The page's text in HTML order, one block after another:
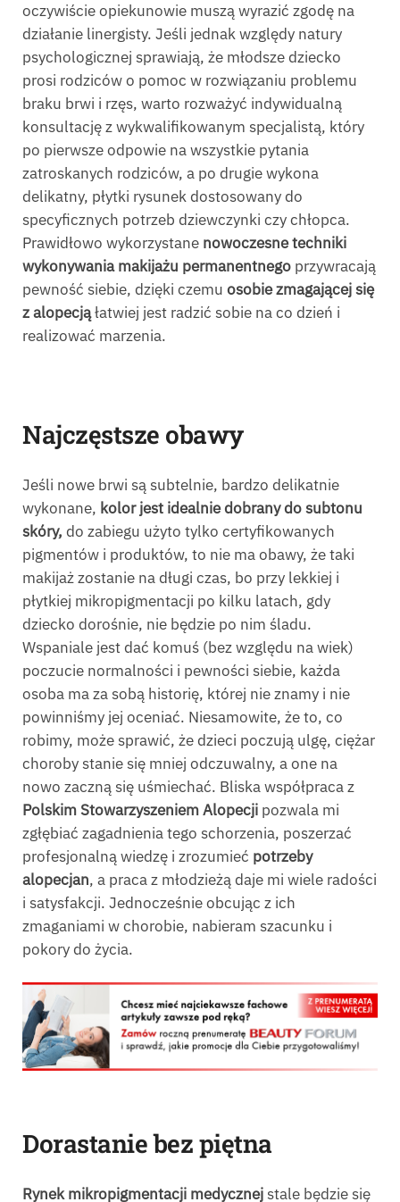
oczywiście opiekunowie muszą wyrazić zgodę na
działanie linergisty. Jeśli jednak względy natury
psychologicznej sprawiają, że młodsze dziecko
prosi rodziców o pomoc w rozwiązaniu problemu
braku brwi i rzęs, warto rozważyć indywidualną
konsultację z wykwalifikowanym specjalistą, który
po pierwsze odpowie na wszystkie pytania
zatroskanych rodziców, a po drugie wykona
delikatny, płytki rysunek dostosowany do
specyficznych potrzeb dziewczynki czy chłopca.
Prawidłowo wykorzystane nowoczesne techniki
wykonywania makijażu permanentnego przywracają
pewność siebie, dzięki czemu osobie zmagającej się
z alopecjąłatwiej jest radzić sobie na co dzień i
realizować marzenia.
Najczęstsze obawy
Jeśli nowe brwi są subtelnie, bardzo delikatnie
wykonane, kolor jest idealnie dobrany do subtonu
skóry, do zabiegu użyto tylko certyfikowanych
pigmentów i produktów, to nie ma obawy, że taki
makijaż zostanie na długi czas, bo przy lekkiej i
płytkiej mikropigmentacji po kilku latach, gdy
dziecko dorośnie, nie będzie po nim śladu.
Wspaniale jest dać komuś (bez względu na wiek)
poczucie normalności i pewności siebie, każda
osoba ma za sobą historię, której nie znamy i nie
powinniśmy jej oceniać. Niesamowite, że to, co
robimy, może sprawić, że dzieci poczują ulgę, ciężar
choroby stanie się mniej odczuwalny, a one na
nowo zaczną się uśmiechać. Bliska współpraca z
Polskim Stowarzyszeniem Alopecji pozwala mi
zgłębiać zagadnienia tego schorzenia, poszerzać
profesjonalną wiedzę i zrozumieć potrzeby
alopecjan, a praca z młodzieżą daje mi wiele radości
i satysfakcji. Jednocześnie obcując z ich
zmaganiami w chorobie, nabieram szacunku i
pokory do życia.
Dorastanie bez piętna
Rynek mikropigmentacji medycznejstale będzie się